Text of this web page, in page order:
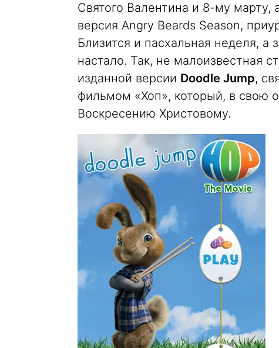
Святого Валентина и 8-му марту,
версия Angry Beards Season,
Близится и пасхальная неделя, а
настало. Так, не малоизвестная
изданной версии Doodle Jump,
фильмом «Хоп», который, в свою
Воскресению Христовому.